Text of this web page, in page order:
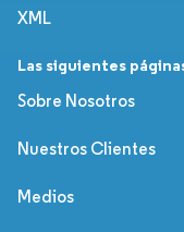
XML
Las siguientes
Sobre Nosotros
Nuestros Clientes
Medios